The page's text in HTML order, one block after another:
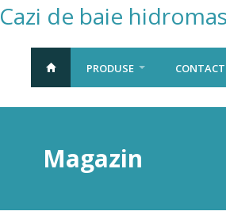
Cazi de baie
PRODUSE CONTACT
Magazin